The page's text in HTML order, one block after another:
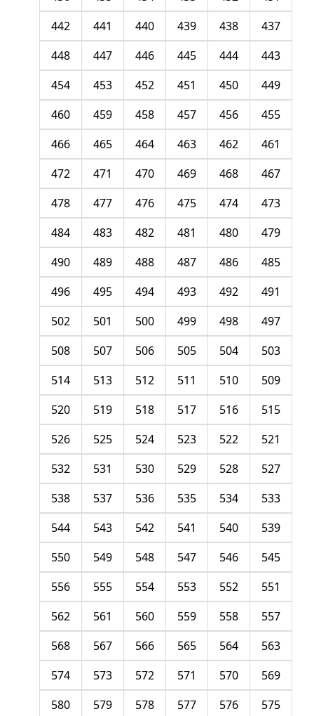
437
438
439
440
441
442
443
444
445
446
447
448
449
450
451
452
453
454
455
456
457
458
459
460
461
462
463
464
465
466
467
468
469
470
471
472
473
474
475
476
477
478
479
480
481
482
483
484
485
486
487
488
489
490
491
492
493
494
495
496
497
498
499
500
501
502
503
504
505
506
507
508
509
510
511
512
513
514
515
516
517
518
519
520
521
522
523
524
525
526
527
528
529
530
531
532
533
534
535
536
537
538
539
540
541
542
543
544
545
546
547
548
549
550
551
552
553
554
555
556
557
558
559
560
561
562
563
564
565
566
567
568
569
570
571
572
573
574
575
576
577
578
579
580